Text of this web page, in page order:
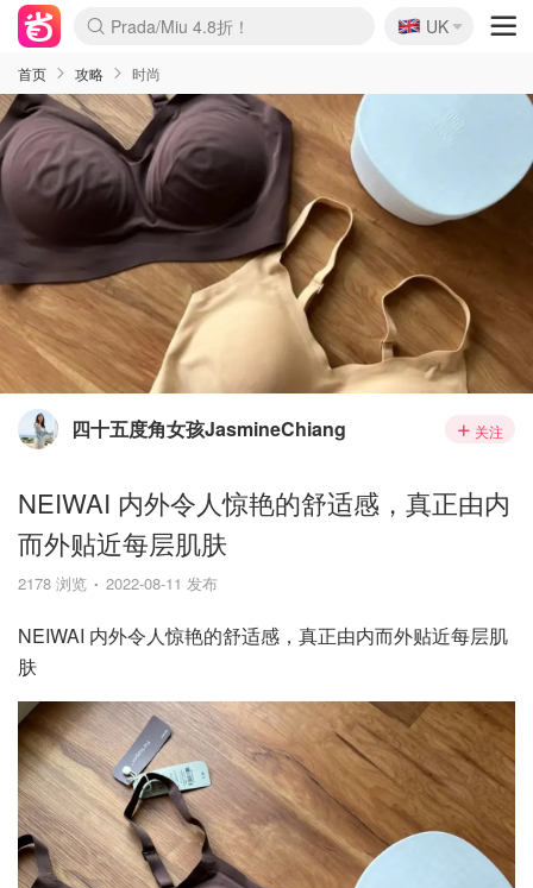
麦卢卡蜂蜜夏促！个位数！
Prada/Miu 4.8折！
啥？必胜客披萨5折！
🇬🇧
UK
首页 攻略 时尚
四十五度角女孩JasmineChiang 关注
NEIWAI 内外令人惊艳的舒适感，真正由内
而外贴近每层肌肤
2178 浏览 2022-08-11 发布
NEIWAI 内外令人惊艳的舒适感，真正由内而外贴近每层肌
肤